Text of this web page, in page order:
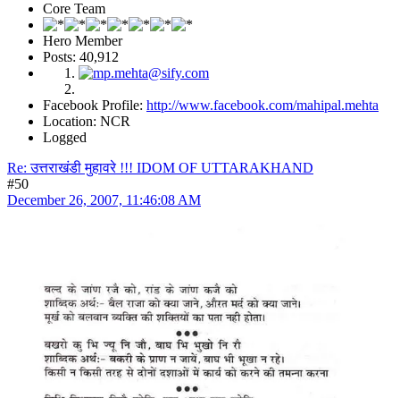
Core Team
Hero Member
Posts: 40,912
Facebook Profile: http://www.facebook.com/mahipal.mehta
Location: NCR
Logged
Re: उत्तराखंडी मुहावरे !!! IDOM OF UTTARAKHAND
#50
December 26, 2007, 11:46:08 AM